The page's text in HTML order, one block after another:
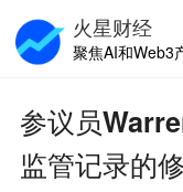
参议员
监管记录的
火星财经
聚焦AI和Web3